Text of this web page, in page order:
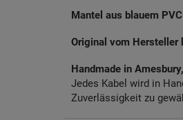
Mantel aus blauem PVC
Original vom Hersteller
Handmade in Amesbury,
Jedes Kabel wird in
Zuverlässigkeit zu